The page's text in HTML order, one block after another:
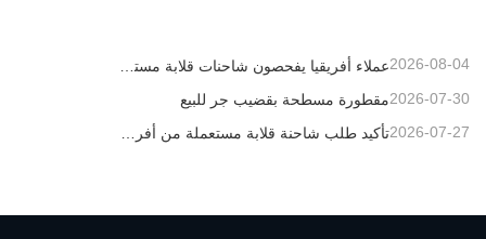
2026-08-04
مقطورة مسطحة بقضيب جر للبيع2026-07-30
تأكيد طلب شاحنة قلابة مستعملة من أفريقيا 2026-07-27